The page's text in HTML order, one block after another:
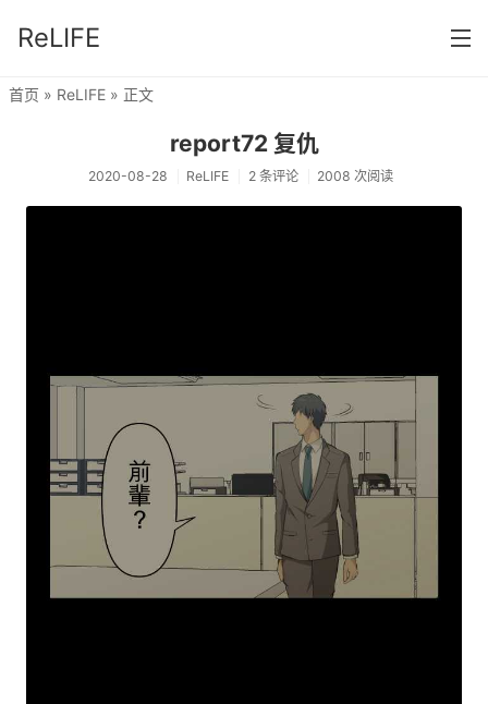
ReLIFE
分类
ReLIFE
首页 » ReLIFE » 正文
report72 复仇
2020-08-28 ReLIFE 2 条评论 2008 次阅读